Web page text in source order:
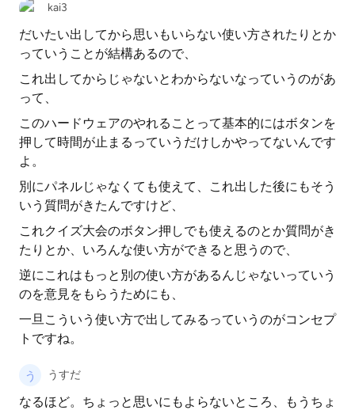
kai3
だいたい出してから思いもいらない使い方されたりとか
っていうことが結構あるので、
これ出してからじゃないとわからないなっていうのがあ
って、
このハードウェアのやれることって基本的にはボタンを
押して時間が止まるっていうだけしかやってないんです
よ。
別にパネルじゃなくても使えて、これ出した後にもそう
いう質問がきたんですけど、
これクイズ大会のボタン押しでも使えるのとか質問がき
たりとか、いろんな使い方ができると思うので、
逆にこれはもっと別の使い方があるんじゃないっていう
のを意見をもらうためにも、
一旦こういう使い方で出してみるっていうのがコンセプ
トですね。
うすだ
なるほど。ちょっと思いにもよらないところ、もうちょ